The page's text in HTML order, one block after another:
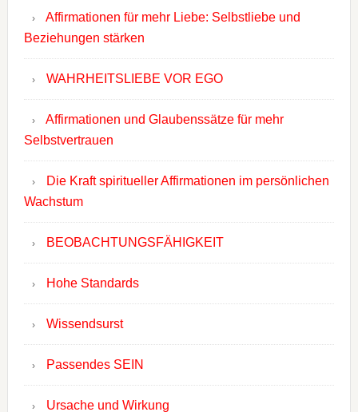
Affirmationen für mehr Liebe: Selbstliebe und
Beziehungen stärken
WAHRHEITSLIEBE VOR EGO
Affirmationen und Glaubenssätze für mehr
Selbstvertrauen
Die Kraft spiritueller Affirmationen im persönlichen
Wachstum
BEOBACHTUNGSFÄHIGKEIT
Hohe Standards
Wissendsurst
Passendes SEIN
Ursache und Wirkung